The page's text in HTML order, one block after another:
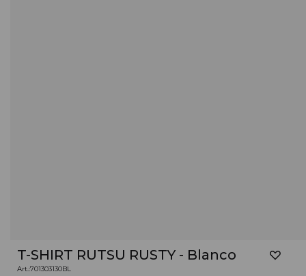
T-SHIRT RUTSU RUSTY - Blanco
701303130BL